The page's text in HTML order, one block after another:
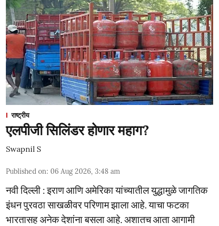
राष्ट्रीय
एलपीजी सिलिंडर होणार महाग?
Swapnil S
Published on: 06 Aug 2026, 3:48 am
नवी दिल्ली : इराण आणि अमेरिका यांच्यातील युद्धामुळे जागतिक
इंधन पुरवठा साखळीवर परिणाम झाला आहे. याचा फटका
भारतासह अनेक देशांना बसला आहे. अशातच आता आगामी